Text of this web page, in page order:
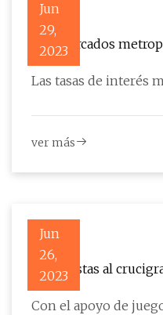
Jun
29,
2023
Los mercados
Las tasas de interés
ver más
Jun
26,
2023
Respuestas al
Con el apoyo de